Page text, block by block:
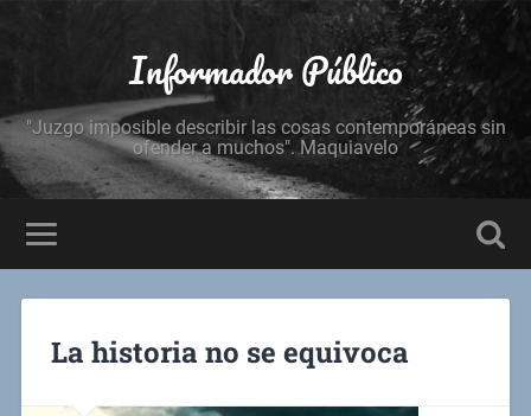
Informador Público
"Juzgo imposible describir las cosas contemporáneas sin
ofender a muchos". Maquiavelo
La historia no se equivoca